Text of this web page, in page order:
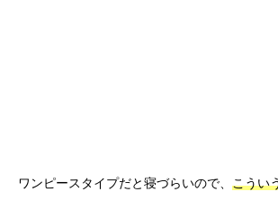
ワンピースタイプだと寝づらいので、 こうい